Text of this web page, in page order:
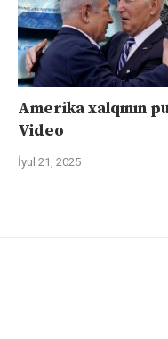
Amerika xalqının
Video
İyul 21, 2025